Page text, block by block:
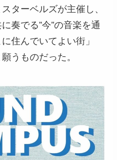
ターベルズが主催し、
奏でる”今”の音楽を通
住んでいてよい街」
うものだった。